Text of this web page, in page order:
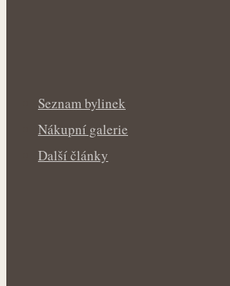
Seznam bylinek
Nákupní galerie
Další články